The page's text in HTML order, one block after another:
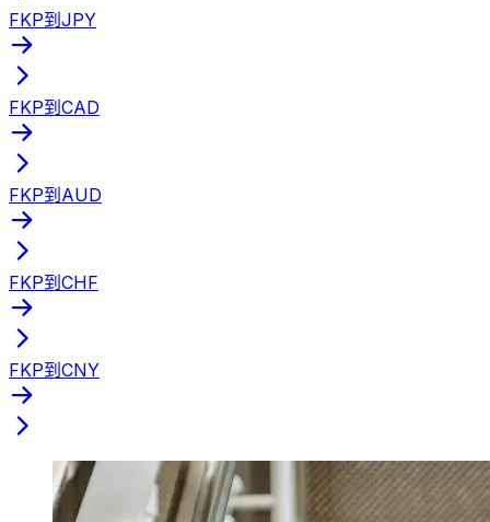
FKP到JPY
FKP到CAD
FKP到AUD
FKP到CHF
FKP到CNY